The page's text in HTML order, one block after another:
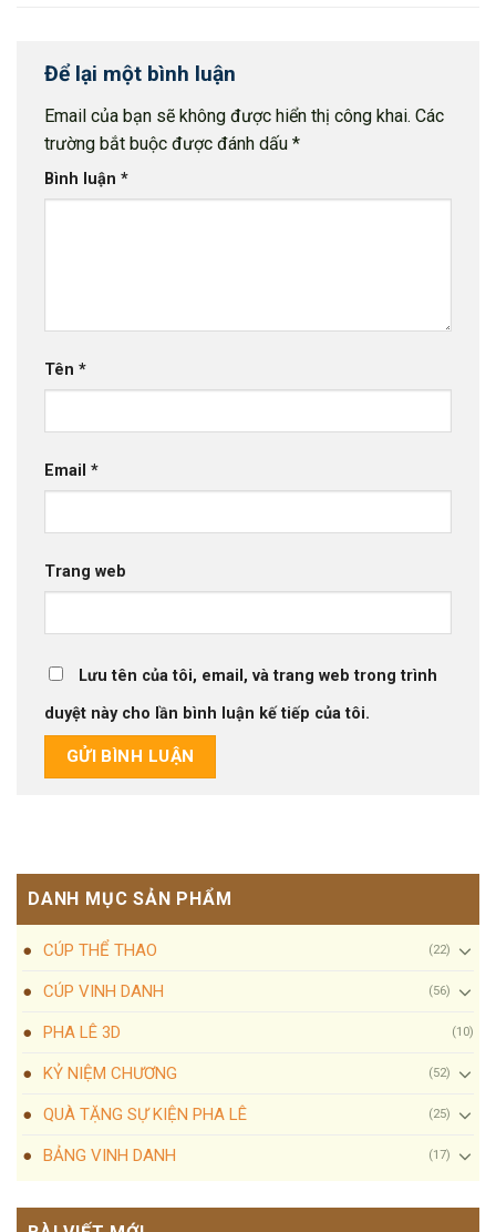
Để lại một bình luận
Email của bạn sẽ không được hiển thị công khai. Các
trường bắt buộc được đánh dấu *
Bình luận *
Tên *
Email *
Trang web
Lưu tên của tôi, email, và trang web trong trình
duyệt này cho lần bình luận kế tiếp của tôi.
DANH MỤC SẢN PHẨM
CÚP THỂ THAO (22)
CÚP VINH DANH (56)
PHA LÊ 3D (10)
KỶ NIỆM CHƯƠNG (52)
QUÀ TẶNG SỰ KIỆN PHA LÊ (25)
BẢNG VINH DANH (17)